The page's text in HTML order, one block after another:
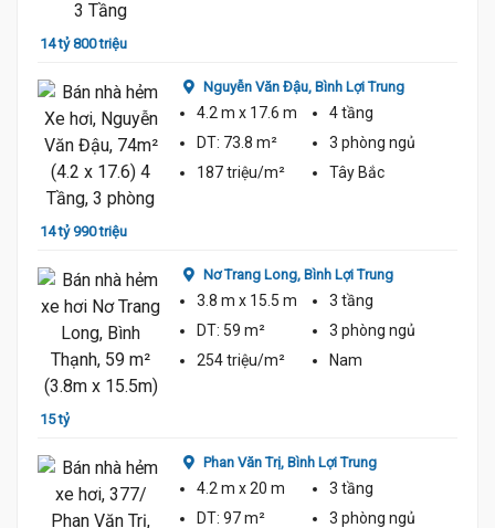
14 tỷ 800 triệu
14 tỷ 990 triệu
Nguyễn Văn Đậu, Bình Lợi Trung
4.2 m x 17.6 m
4 tầng
DT: 73.8 m² 3 phòng ngủ
187 triệu/m²
Tây Bắc
15 tỷ
Nơ Trang Long, Bình Lợi Trung
3.8 m x 15.5 m
3 tầng
DT: 59 m² 3 phòng ngủ
254 triệu/m²
Nam
Phan Văn Trị, Bình Lợi Trung
4.2 m x 20 m
3 tầng
DT: 97 m² 3 phòng ngủ